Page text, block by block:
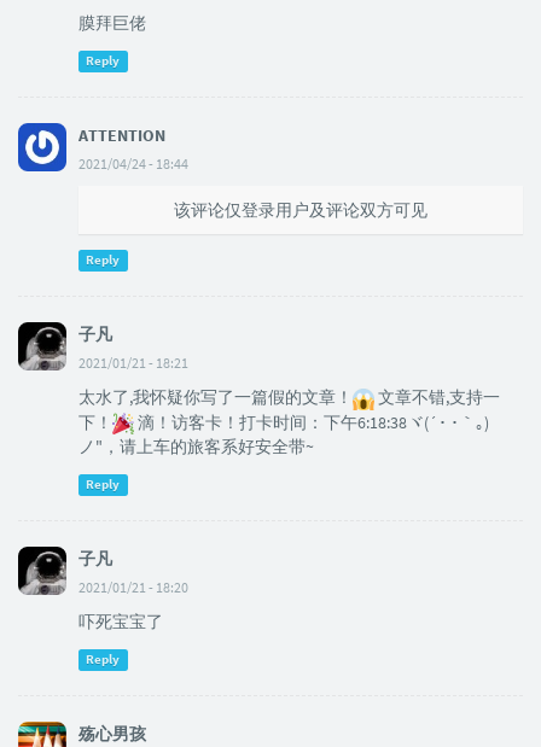
膜拜巨佬
Reply
ATTENTION
2021/04/24 - 18:44
该评论仅登录用户及评论双方可见
Reply
子凡
2021/01/21 - 18:21
太水了,我怀疑你写了一篇假的文章！
文章不错,支持一
下！
滴！访客卡！打卡时间：下午6:18:38ヾ(´･ ･｀｡)
ノ"，请上车的旅客系好安全带~
Reply
子凡
2021/01/21 - 18:20
吓死宝宝了
Reply
殇心男孩